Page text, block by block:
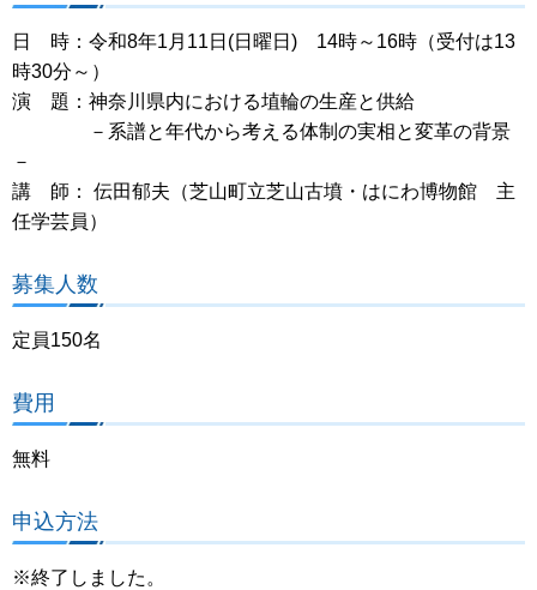
日 時：令和8年1月11日(日曜日) 14時～16時（受付は13
時30分～）
演 題：神奈川県内における埴輪の生産と供給
－系譜と年代から考える体制の実相と変革の背景
－
講 師： 伝田郁夫（芝山町立芝山古墳・はにわ博物館 主
任学芸員）
募集人数
定員150名
費用
無料
申込方法
※終了しました。